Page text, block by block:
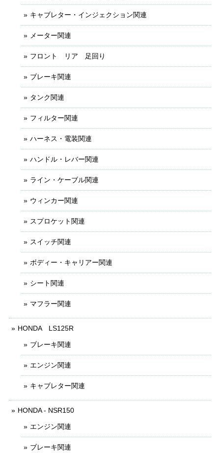
キャブレター・インジェクション関連
メーター関連
フロント リア 足回り
ブレーキ関連
タンク関連
フィルター関連
ハーネス・電装関連
ハンドル・レバー関連
ライン・ケーブル関連
ウィンカー関連
スプロケット関連
スイッチ関連
ボディー・キャリアー関連
シート関連
マフラー関連
HONDA LS125R
ブレーキ関連
エンジン関連
キャブレター関連
HONDA - NSR150
エンジン関連
ブレーキ関連